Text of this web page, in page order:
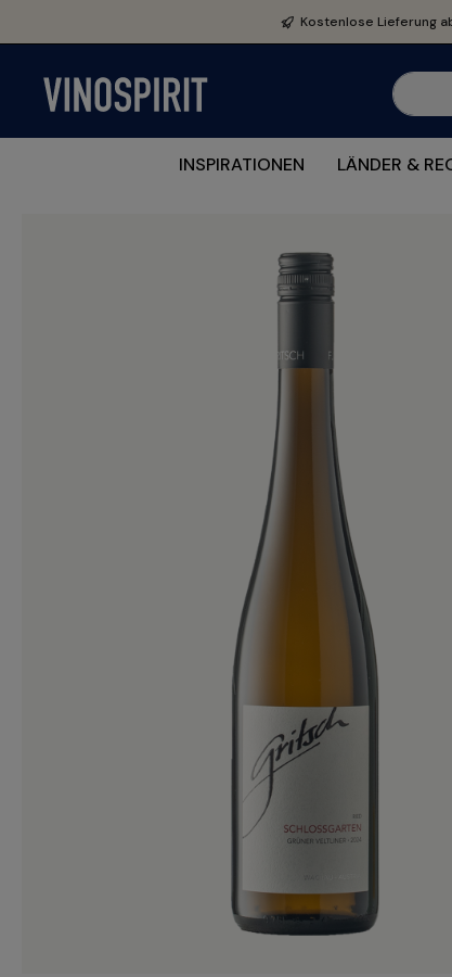
Zur Hauptnavigation springen
Kostenlose Lieferung
INSPIRATIONEN LÄNDER &